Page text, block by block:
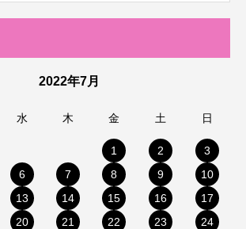
2022年7月
水 木 金 土 日
1 2
3
6 7 8 9
10
13 14 15 16
17
20 21 22 23
24